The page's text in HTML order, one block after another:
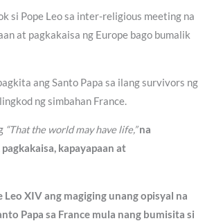
si Pope Leo sa inter-religious meeting na
at pagkakaisa ng Europe bago bumalik
ang Santo Papa sa ilang survivors ng
ng simbahan France.
“That the world may have life,”na
kapayapaan at
Leo XIV ang magiging unang opisyal na
Papa sa France mula nang bumisita si